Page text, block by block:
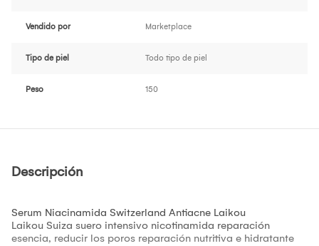
Vendido por Marketplace
Tipo de piel Todo tipo de piel
Peso 150
Descripción
Serum Niacinamida Switzerland Antiacne Laikou
Laikou Suiza suero intensivo nicotinamida reparación
esencia, reducir los poros reparación nutritiva e hidratante